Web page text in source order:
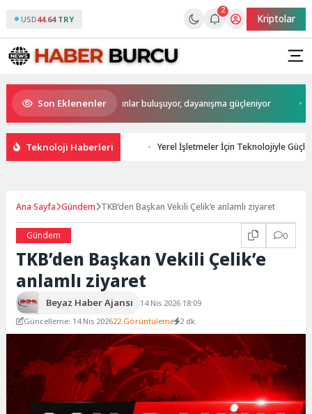
USD44.64 TRY
2
Kriptolar
Son Eklenenler
Buca’da kadınlar buluşuyor, dayanışma güçleniyor
Teknoloji Haberleri Yerel İşletmeler İçin Teknolojiyle
Ana Sayfa Gündem TKB’den Başkan Vekili Çelik’e anlamlı ziyaret
Gündem 0
TKB’den Başkan Vekili Çelik’e
anlamlı ziyaret
Beyaz Haber Ajansı
14 Nis 2026 18:09
Güncelleme: 14 Nis 202622 Görüntüleme 2 dk.